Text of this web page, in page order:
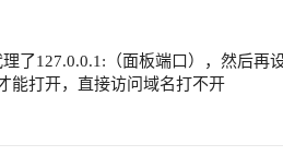
了127.0.0.1:（面板端口），然后再
能打开，直接访问域名打不开